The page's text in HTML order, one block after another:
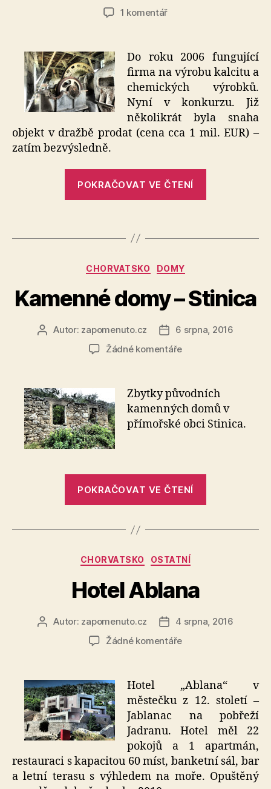
příspěvku
1 komentářu
názvem
Domin
–
Slavonski
Brod
Do roku 2006 fungující
firma na výrobu kalcitu a
chemických výrobků.
Nyní v konkurzu. Již
několikrát byla snaha
objekt v dražbě prodat (cena cca 1 mil. EUR) –
zatím bezvýsledně.
POKRAČOVAT VE ČTENÍ
Rubriky
CHORVATSKO DOMY
Kamenné domy – Stinica
AutorAutor: zapomenuto.cz
Datum
příspěvku
6 srpna, 2016
Žádné komentářeu
názvem
Kamenné
domy
–
Zbytky původních
kamenných domů v
přímořské obci Stinica.
POKRAČOVAT VE ČTENÍ
Stinica“
Rubriky
CHORVATSKO OSTATNÍ
Hotel Ablana
AutorAutor: zapomenuto.cz
Datum
příspěvku
4 srpna, 2016
Žádné komentářeu
názvem
Hotel
Ablana
Hotel „Ablana“ v
městečku z 12. století –
Jablanac na pobřeží
Jadranu. Hotel měl 22
pokojů a 1 apartmán,
restauraci s kapacitou 60 míst, banketní sál, bar
a letní terasu s výhledem na moře. Opuštěný